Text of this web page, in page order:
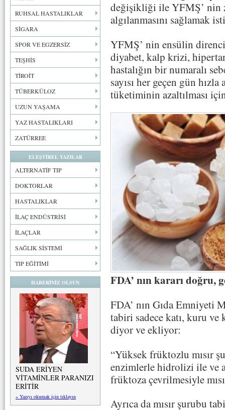
RUHSAL HASTALIKLAR
SİGARA
SPOR VE EGZERSİZ
TEŞHİS
TİROİT
TÜBERKÜLOZ
UZUN YAŞAMA
YAZ HASTALIKLARI
ZATÜRREE
ELEŞTİREL YAZILAR
ALTERNATİF TIP
DOKTORLAR
HASTALIKLAR
İLAÇ ENDÜSTRİSİ
İLAÇLAR
SAĞLIK SİSTEMİ
TIP EĞİTİMİ
HABERİNİZ OLSUN
SUDA ERİYEN
VİTAMİNLER PARANIZI
ERİTİR
» Yazıyı okumak için tıklayın
değişikliği ile YFMŞ’ nin
algılanmasını sağlamak
YFMŞ’ nin ensülin
diyabet, kalp krizi,
hastalığın bir numaralı
sayısı her geçen gün
tüketiminin azaltılması
FDA’ nın kararı doğru,
FDA’ nın Gıda Emniyeti
tabiri sadece katı, kuru
diyor ve ekliyor:
“Yüksek früktozlu mısır
enzimlerle hidrolizi ile ve
früktoza çevrilmesiyle
Ayrıca da mısır şurubu